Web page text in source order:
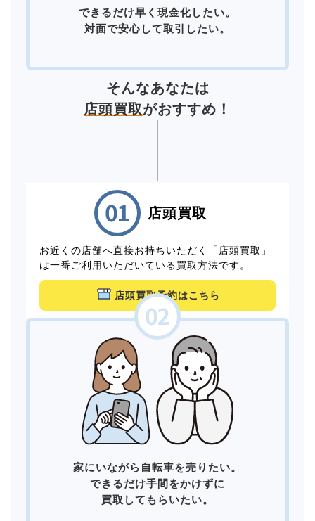
できるだけ早く現金化したい。
対面で安心して取引したい。
そんなあなたは
店頭買取がおすすめ！
店頭買取
お近くの店舗へ直接お持ちいただく「店頭買取」
は一番ご利用いただいている買取方法です。
店頭買取予約はこちら
家にいながら自転車を売りたい。
できるだけ手間をかけずに
買取してもらいたい。